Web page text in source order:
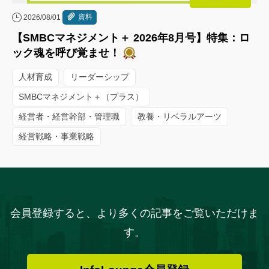
2026/08/01 資料
【SMBCマネジメント＋ 2026年8月号】特集：ロ
ック魂を呼び覚ませ！
人材育成 リーダーシップ
SMBCマネジメント＋（プラス）
経営者・経営幹部・管理職 教養・リベラルアーツ
経営戦略・事業戦略
会員登録すると、より多くの記事をご覧いただけま
す。